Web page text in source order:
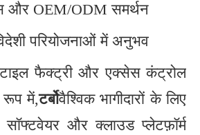
और OEM/ODM समर्थन
परियोजनाओं में अनुभव
फैक्ट्री और एक्सेस कंट्रोल
रूप में,टर्बोवैश्विक भागीदारों के लिए
सॉफ्टवेयर और क्लाउड प्लेटफ़ॉर्म